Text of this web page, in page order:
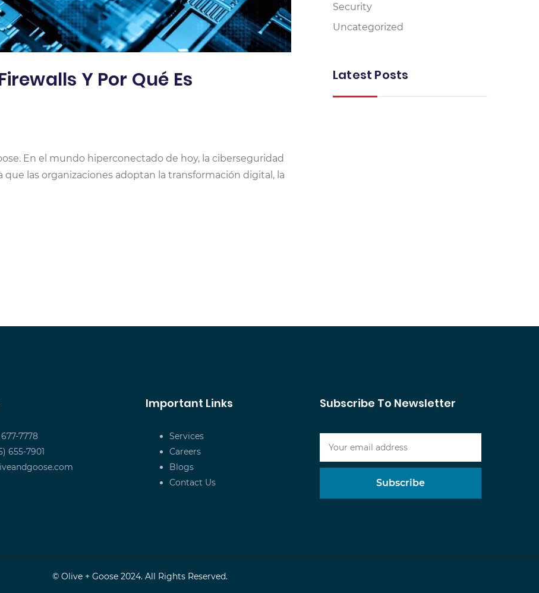
Y Por Qué Es
En el mundo hiperconectado de hoy, la ciberseguridad
que las organizaciones adoptan la transformación digital, la
Security
Uncategorized
Latest Posts
7778
655-7901
Important Links
Services
Careers
Blogs
Contact Us
Subscribe To Newsletter
© Olive + Goose 2024. All Rights Reserved.